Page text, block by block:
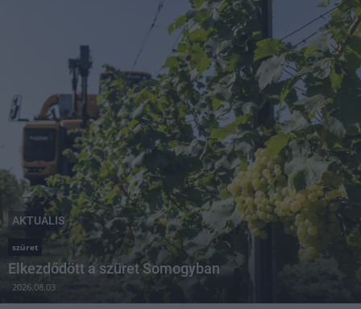
AKTUÁLIS
szüret
Elkezdődött a szüret Somogyban
2026.08.03